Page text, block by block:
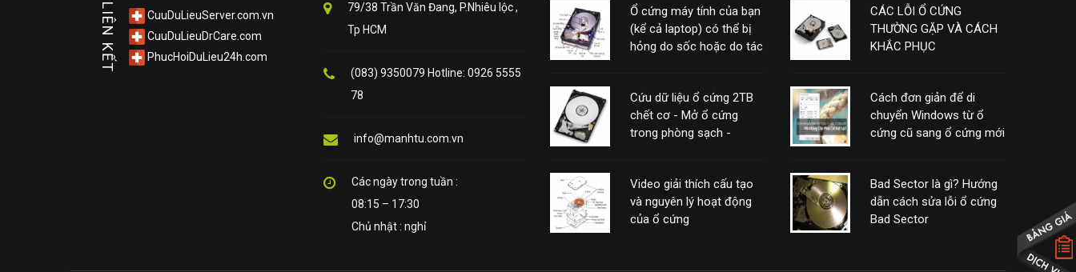
LIÊN KẾT
CuuDuLieuServer.com.vn
CuuDuLieuDrCare.com
PhucHoiDuLieu24h.com
79/38 Trần Văn Đang, P.Nhiêu lộc ,
Tp HCM
(083) 9350079 Hotline: 0926 5555
78
info@manhtu.com.vn
Các ngày trong tuần :
08:15 – 17:30
Chủ nhật : nghỉ
Ổ cứng máy tính của bạn
(kể cả laptop) có thể bị
hỏng do sốc hoặc do tác
Cứu dữ liệu ổ cứng 2TB
chết cơ - Mở ổ cứng
trong phòng sạch -
Video giải thích cấu tạo
và nguyên lý hoạt động
của ổ cứng
CÁC LỖI Ổ CỨNG
THƯỜNG GẶP VÀ CÁCH
KHẮC PHỤC
Cách đơn giản để di
chuyển Windows từ ổ
cứng cũ sang ổ cứng mới
Bad Sector là gì? Hướng
dẫn cách sửa lỗi ổ cứng
Bad Sector